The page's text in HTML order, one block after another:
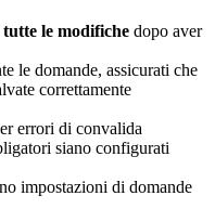
tutte le modifiche dopo aver
le domande, assicurati che
correttamente
errori di convalida
siano configurati
impostazioni di domande